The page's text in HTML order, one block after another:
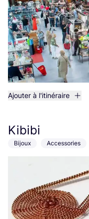
Ajouter à l'itinéraire
Kibibi
Bijoux Accessories